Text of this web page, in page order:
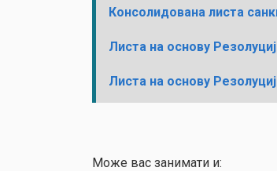
Консолидована листа
Листа на основу
Листа на основу
Може вас занимати и: